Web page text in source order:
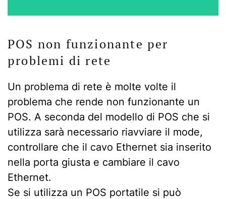
POS non funzionante per
problemi di rete
Un problema di rete è molte volte il
problema che rende non funzionante un
POS. A seconda del modello di POS che si
utilizza sarà necessario riavviare il mode,
controllare che il cavo Ethernet sia inserito
nella porta giusta e cambiare il cavo
Ethernet.
Se si utilizza un POS portatile si può